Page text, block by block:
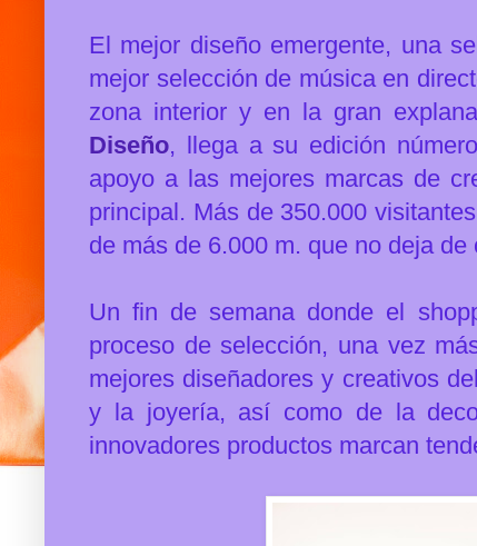
El mejor diseño emergente, una
mejor selección de música en
zona interior y en la gran
Diseño, llega a su edición
apoyo a las mejores marcas de
principal. Más de 350.000
de más de 6.000 m. que no deja
Un fin de semana donde el
proceso de selección, una vez
mejores diseñadores y creativos
y la joyería, así como de la
innovadores productos marcan